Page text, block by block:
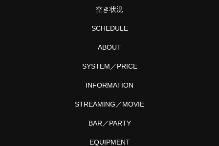
空き状況
SCHEDULE
ABOUT
SYSTEM／PRICE
INFORMATION
STREAMING／MOVIE
BAR／PARTY
EQUIPMENT